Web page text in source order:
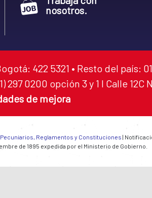
nosotros.
422 5321 • Resto del país:
0200 opción 3 y 1 I Calle 12C
de mejora
Reglamentos y Constituciones |
de 1895 expedida por el Ministerio de Gobierno.